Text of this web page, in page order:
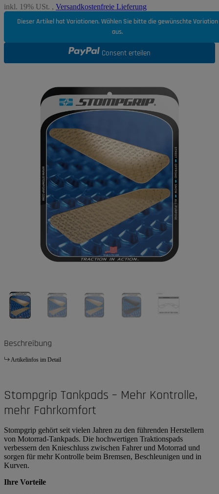
inkl. 19% USt. , Versandkostenfreie Lieferung
Dieser Artikel hat Variationen. Wählen Sie bitte die gewünschte Variation
aus.
Consent erteilen
Beschreibung
Artikelinfos im Detail
Stompgrip Tankpads – Mehr Kontrolle,
mehr Fahrkomfort
Stompgrip gehört seit vielen Jahren zu den führenden Herstellern
von Motorrad-Tankpads. Die hochwertigen Traktionspads
verbessern den Knieschluss zwischen Fahrer und Motorrad und
sorgen für mehr Kontrolle beim Bremsen, Beschleunigen und in
Kurven.
Ihre Vorteile